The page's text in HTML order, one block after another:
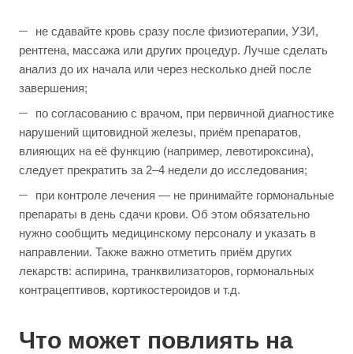
не сдавайте кровь сразу после физиотерапии, УЗИ,
рентгена, массажа или других процедур. Лучше сделать
анализ до их начала или через несколько дней после
завершения;
по согласованию с врачом, при первичной диагностике
нарушений щитовидной железы, приём препаратов,
влияющих на её функцию (например, левотироксина),
следует прекратить за 2–4 недели до исследования;
при контроле лечения — не принимайте гормональные
препараты в день сдачи крови. Об этом обязательно
нужно сообщить медицинскому персоналу и указать в
направлении. Также важно отметить приём других
лекарств: аспирина, транквилизаторов, гормональных
контрацептивов, кортикостероидов и т.д.
Что может повлиять на